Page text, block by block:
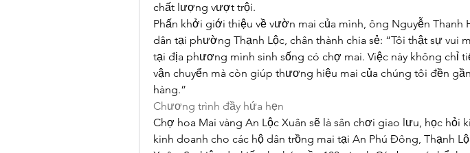
chất lượng vượt trội.
Phấn khởi giới thiệu về vườn mai của mình, ông Nguyễn Thanh
dân tại phường Thạnh Lộc, chân thành chia sẻ: “Tôi thật sự vui
tại địa phương mình sinh sống có chợ mai. Việc này không chỉ
vận chuyển mà còn giúp thương hiệu mai của chúng tôi đền
hàng.”
Chương trình đầy hứa hẹn
Chợ hoa Mai vàng An Lộc Xuân sẽ là sân chơi giao lưu, học hỏi
kinh doanh cho các hộ dân trồng mai tại An Phú Đông, Thạnh